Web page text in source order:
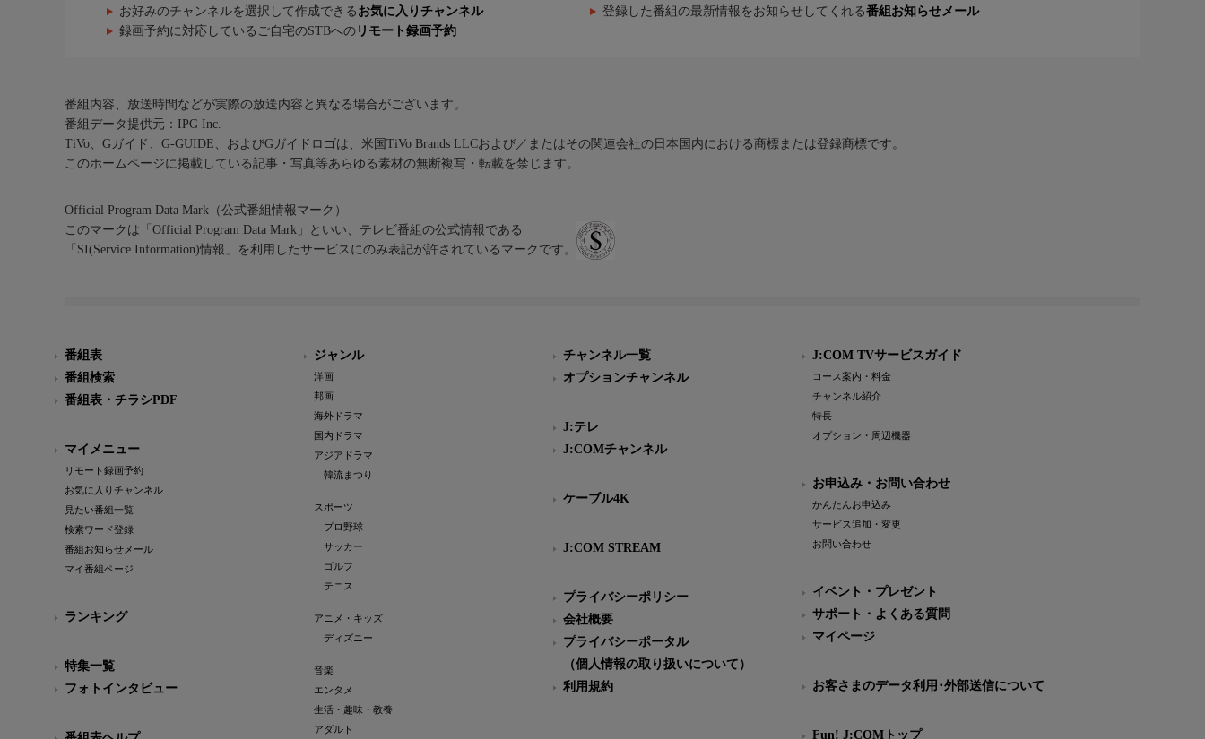
お好みのチャンネルを選択して作成できる お気に入りチャンネル 登録した番組の最新情報をお知らせしてくれる番組お知らせメール
録画予約に対応しているご自宅のSTBへの リモート録画予約
番組内容、放送時間などが実際の放送内容と異なる場合がございます。
番組データ提供元：IPG Inc.
TiVo、Gガイド、G-GUIDE、およびGガイドロゴは、米国TiVo Brands LLCおよび／またはその関連会社の日本国内における商標または登録商標です。
このホームページに掲載している記事・写真等あらゆる素材の無断複写・転載を禁じます。
Official Program Data Mark（公式番組情報マーク）
このマークは「Official Program Data Mark」といい、テレビ番組の公式情報である
「SI(Service Information)情報」を利用したサービスにのみ表記が許されているマークです。
番組表
番組検索
番組表・チラシPDF
マイメニュー
リモート録画予約
お気に入りチャンネル
見たい番組一覧
検索ワード登録
番組お知らせメール
マイ番組ページ
ランキング
特集一覧
フォトインタビュー
ジャンル
洋画
邦画
海外ドラマ
国内ドラマ
アジアドラマ
韓流まつり
スポーツ
プロ野球
サッカー
ゴルフ
テニス
アニメ・キッズ
ディズニー
音楽
エンタメ
生活・趣味・教養
アダルト
チャンネル一覧
オプションチャンネル
J:テレ
J:COMチャンネル
ケーブル4K
J:COM STREAM
プライバシーポリシー
会社概要
プライバシーポータル
（個人情報の取り扱いについて）
利用規約
J:COM TVサービスガイド
コース案内・料金
チャンネル紹介
特長
オプション・周辺機器
お申込み・お問い合わせ
かんたんお申込み
サービス追加・変更
お問い合わせ
イベント・プレゼント
サポート・よくある質問
マイページ
お客さまのデータ利用･外部送信について
Fun! J:COMトップ